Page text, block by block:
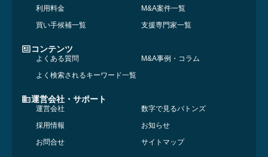
利用料金
M&A案件一覧
買い手候補一覧
支援専門家一覧
コンテンツ
よくある質問
M&A事例・コラム
よく検索されるキーワード一覧
運営会社・サポート
運営会社
数字で見るバトンズ
採用情報
お知らせ
お問合せ
サイトマップ